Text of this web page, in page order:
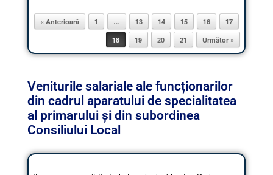
Post navigation
« Anterioară 1 … 13 14 15 16
17
18
19 20 21 Următor »
Veniturile salariale ale funcționarilor
din cadrul aparatului de specialitatea
al primarului și din subordinea
Consiliului Local